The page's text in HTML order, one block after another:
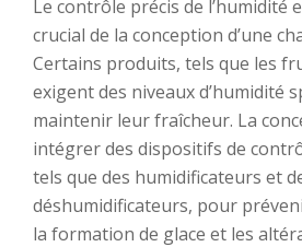
Le contrôle précis de l’humidité
crucial de la conception d’une
Certains produits, tels que les
exigent des niveaux d’humidité
maintenir leur fraîcheur. La
intégrer des dispositifs de
tels que des humidificateurs et
déshumidificateurs, pour
la formation de glace et les